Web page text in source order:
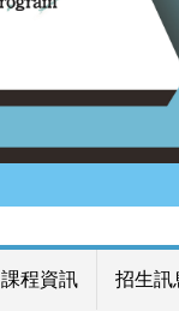
課程資訊 招生訊